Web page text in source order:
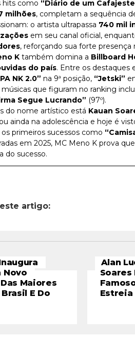
hits como “Diário de um
milhões, completam a sequência
o artista ultrapassa 740 mil
em seu canal oficial,
, reforçando sua forte presença
K também domina a Billboard
do país. Entre os destaques
NK 2.0” na 9ª posição, “Jetski”
músicas que figuram no ranking
Segue Lucrando” (97º).
do nome artístico está Kauan
ainda na adolescência e hoje é
primeiros sucessos como
em 2025, MC Meno K prova
do sucesso.
artigo:
Novo
Maiores
E Do
Alan
Soares
Estreia